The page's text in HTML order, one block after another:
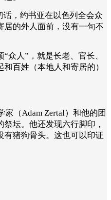
话，约书亚在以色列全会众
居的外人面前，没有一句不
众人”，就是长老、官长、
百姓（本地人和寄居的）
家（Adam Zertal）和他的团
坛。他还发现六行脚印，
有猪狗骨头。这也可以印证